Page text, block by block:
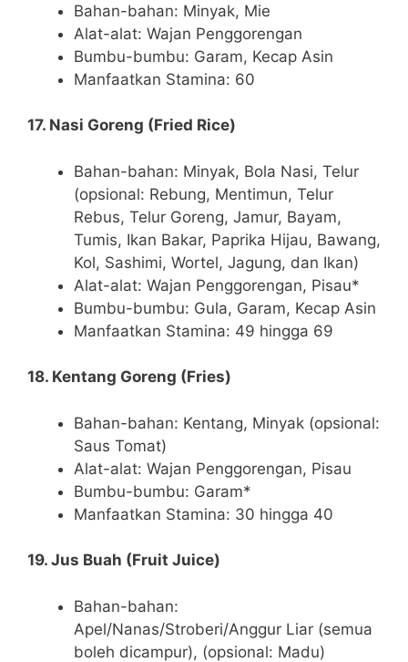
Bahan-bahan: Minyak, Mie
Alat-alat: Wajan Penggorengan
Bumbu-bumbu: Garam, Kecap Asin
Manfaatkan Stamina: 60
17. Nasi Goreng (Fried Rice)
Bahan-bahan: Minyak, Bola Nasi, Telur
(opsional: Rebung, Mentimun, Telur
Rebus, Telur Goreng, Jamur, Bayam,
Tumis, Ikan Bakar, Paprika Hijau, Bawang,
Kol, Sashimi, Wortel, Jagung, dan Ikan)
Alat-alat: Wajan Penggorengan, Pisau*
Bumbu-bumbu: Gula, Garam, Kecap Asin
Manfaatkan Stamina: 49 hingga 69
18. Kentang Goreng (Fries)
Bahan-bahan: Kentang, Minyak (opsional:
Saus Tomat)
Alat-alat: Wajan Penggorengan, Pisau
Bumbu-bumbu: Garam*
Manfaatkan Stamina: 30 hingga 40
19. Jus Buah (Fruit Juice)
Bahan-bahan:
Apel/Nanas/Stroberi/Anggur Liar (semua
boleh dicampur), (opsional: Madu)